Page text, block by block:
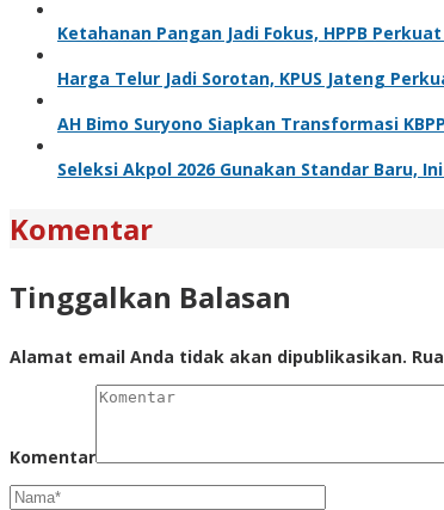
Ketahanan Pangan Jadi Fokus, HPPB
Harga Telur Jadi Sorotan, KPUS Jateng
AH Bimo Suryono Siapkan Transformasi
Seleksi Akpol 2026 Gunakan Standar Baru,
Komentar
Tinggalkan Balasan
Alamat email Anda tidak akan dipublikasikan.
Komentar